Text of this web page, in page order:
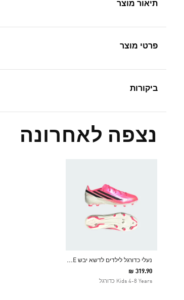
תיאור מוצר
פרטי מוצר
ביקורות
נצפה לאחרונה
נ
עלי כדורגל לילדים לדשא יבש F50 HYPERFAST LEAGUE
₪ 319.90
Kids 4-8 Years כדורגל